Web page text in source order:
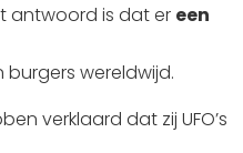
antwoord is dat er een
wereldwijd.
verklaard dat zij UFO’s